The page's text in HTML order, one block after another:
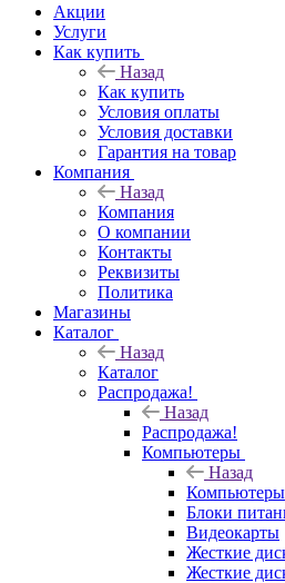
Акции
Услуги
Как купить
Назад
Как купить
Условия оплаты
Условия доставки
Гарантия на товар
Компания
Назад
Компания
О компании
Контакты
Реквизиты
Политика
Магазины
Каталог
Назад
Каталог
Распродажа!
Назад
Распродажа!
Компьютеры
Назад
Компьютеры
Блоки
Видеокарты
Жесткие
Жесткие